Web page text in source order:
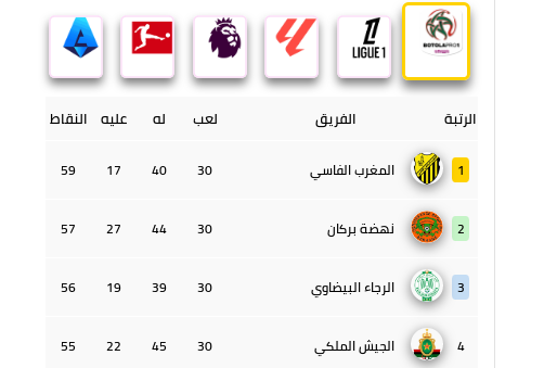
الرتبة الفريق لعب له عليه النقاط
1 المغرب الفاسي 30
40
17
59
2 نهضة بركان 30
44
27
57
3 الرجاء البيضاوي 30
39
19
56
4 الجيش الملكي 30
45
22
55